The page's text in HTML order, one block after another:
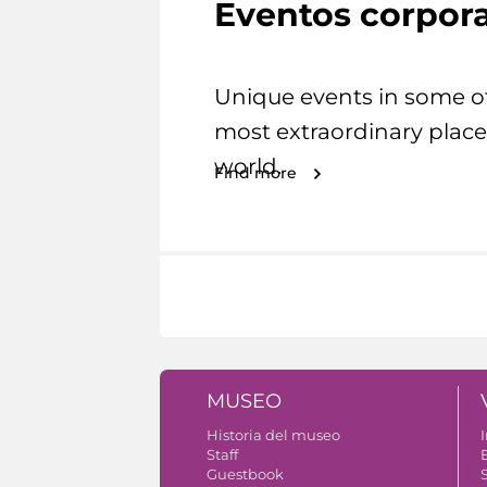
Eventos
Unique events in some
most extraordinary
world.
Find more
MUSEO
Historia del museo
Staff
Guestbook